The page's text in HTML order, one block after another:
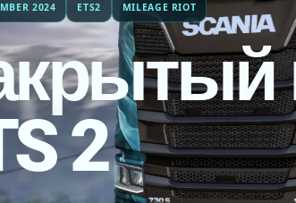
2024 ETS2 MILEAGE RIOT
2